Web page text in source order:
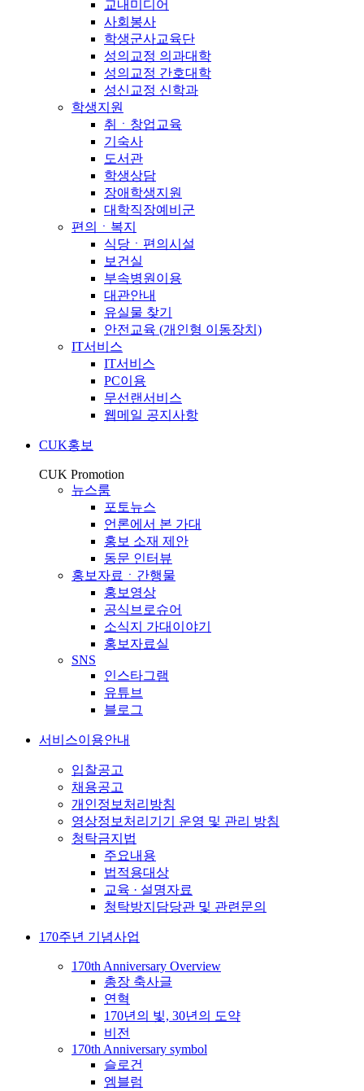
교내미디어
사회봉사
학생군사교육단
성의교정 의과대학
성의교정 간호대학
성신교정 신학과
학생지원
취ㆍ창업교육
기숙사
도서관
학생상담
장애학생지원
대학직장예비군
편의ㆍ복지
식당ㆍ편의시설
보건실
부속병원이용
대관안내
유실물 찾기
안전교육 (개인형 이동장치)
IT서비스
IT서비스
PC이용
무선랜서비스
웹메일 공지사항
CUK홍보
CUK Promotion
뉴스룸
포토뉴스
언론에서 본 가대
홍보 소재 제안
동문 인터뷰
홍보자료ㆍ간행물
홍보영상
공식브로슈어
소식지 가대이야기
홍보자료실
SNS
인스타그램
유튜브
블로그
서비스이용안내
입찰공고
채용공고
개인정보처리방침
영상정보처리기기 운영 및 관리 방침
청탁금지법
주요내용
법적용대상
교육 · 설명자료
청탁방지담당관 및 관련문의
170주년 기념사업
170th Anniversary Overview
총장 축사글
연혁
170년의 빛, 30년의 도약
비전
170th Anniversary symbol
슬로건
엠블럼